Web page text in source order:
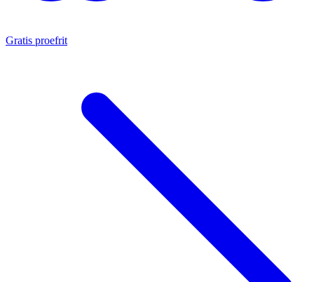
Gratis proefrit